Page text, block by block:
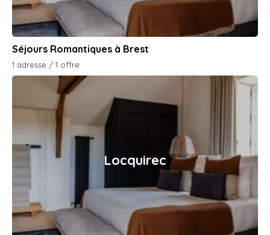
Séjours Romantiques à Brest
1 adresse / 1 offre
Locquirec